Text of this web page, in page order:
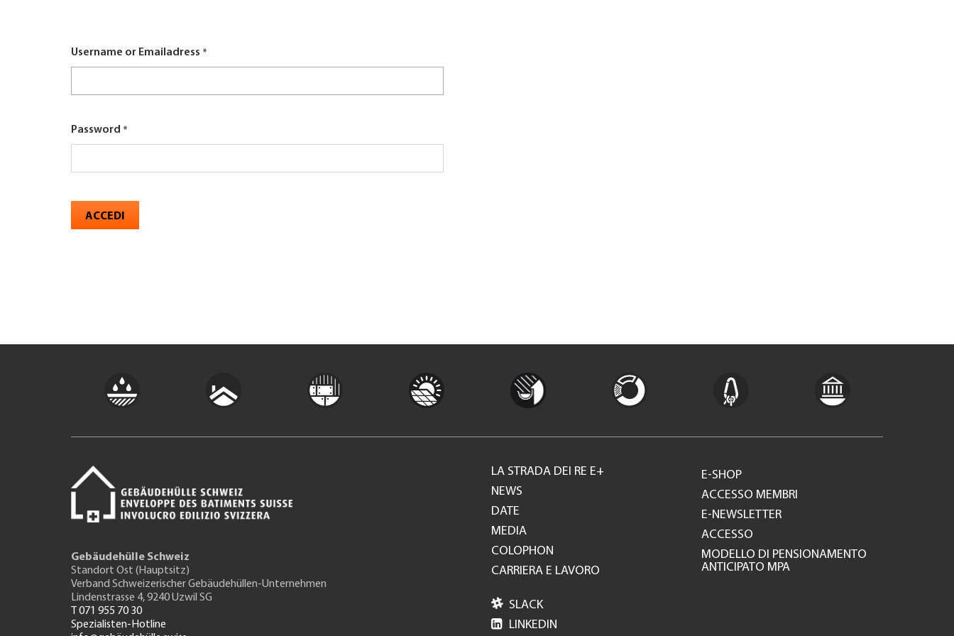
RIVISTA SPECIALIZZATA
Username or Emailadress
Password
ACCEDI
Gebäudehülle Schweiz
Standort Ost (Hauptsitz)
Verband Schweizerischer Gebäudehüllen-Unternehmen
Lindenstrasse 4, 9240 Uzwil SG
T 071 955 70 30
Spezialisten-Hotline
Footer
GH
LA STRADA DEI RE E+
NEWS
DATE
MEDIA
COLOPHON
CARRIERA E LAVORO
E-SHOP
ACCESSO MEMBRI
E-NEWSLETTER
ACCESSO
MODELLO DI PENSIONAMENTO
ANTICIPATO MPA
 SLACK
 LINKEDIN